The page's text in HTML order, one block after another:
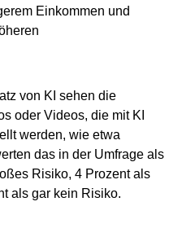
Einkommen und
von KI sehen die
oder Videos, die mit KI
werden, wie etwa
das in der Umfrage als
Risiko, 4 Prozent als
als gar kein Risiko.